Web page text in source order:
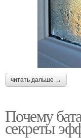
читать дальше →
Почему
секреты